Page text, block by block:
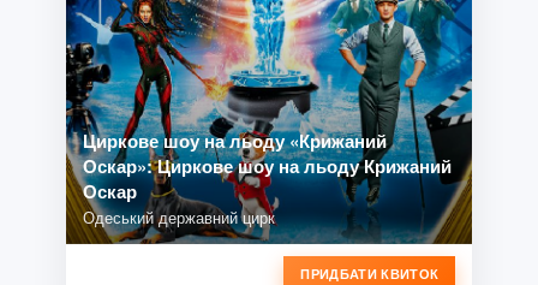
Циркове шоу на льоду «Крижаний
Оскар»: Циркове шоу на льоду Крижаний
Оскар
Одеський державний цирк
ПРИДБАТИ КВИТОК